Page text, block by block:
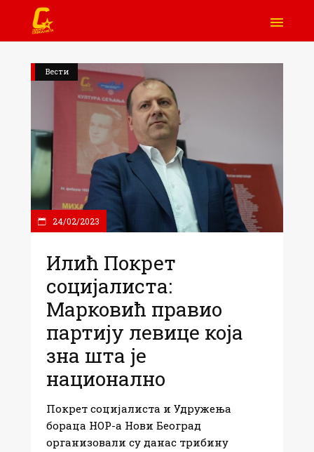
Вести
24/02/2023
Илић Покрет
социјалиста:
Марковић правио
партију левице која
зна шта је
национално​
Покрет социјалиста и Удружења
бораца НОР-а Нови Београд
организовали су данас трибину